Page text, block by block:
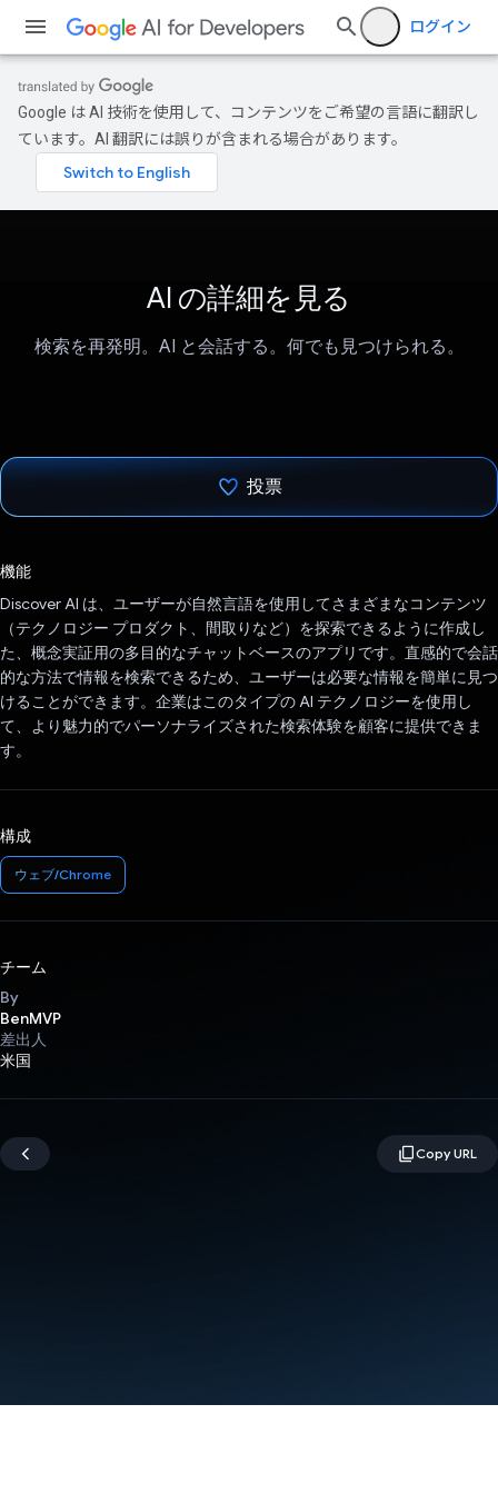
ログイン
Google は AI 技術を使用して、コンテンツをご希望の言語に翻訳し
ています。AI 翻訳には誤りが含まれる場合があります。
AI の詳細を見る
検索を再発明。AI と会話する。何でも見つけられる。
投票
機能
Discover AI は、ユーザーが自然言語を使用してさまざまなコンテンツ
（テクノロジー プロダクト、間取りなど）を探索できるように作成し
た、概念実証用の多目的なチャットベースのアプリです。直感的で会話
的な方法で情報を検索できるため、ユーザーは必要な情報を簡単に見つ
けることができます。企業はこのタイプの AI テクノロジーを使用し
て、より魅力的でパーソナライズされた検索体験を顧客に提供できま
す。
構成
ウェブ/Chrome
チーム
By
BenMVP
差出人
米国